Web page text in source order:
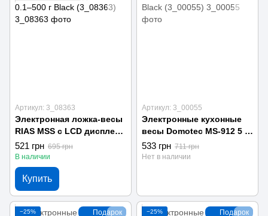
Артикул: 3_08363
Электронная ложка-весы
RIAS MSS с LCD дисплеем
0.1–500 г Black (3_08363)
521 грн 695 грн
В наличии
Купить
Артикул: 3_00055
Электронные кухонные
весы Domotec MS-912 5 кг
Black (3_00055)
533 грн 711 грн
Нет в наличии
Подарок
−25% Подарок
−25%